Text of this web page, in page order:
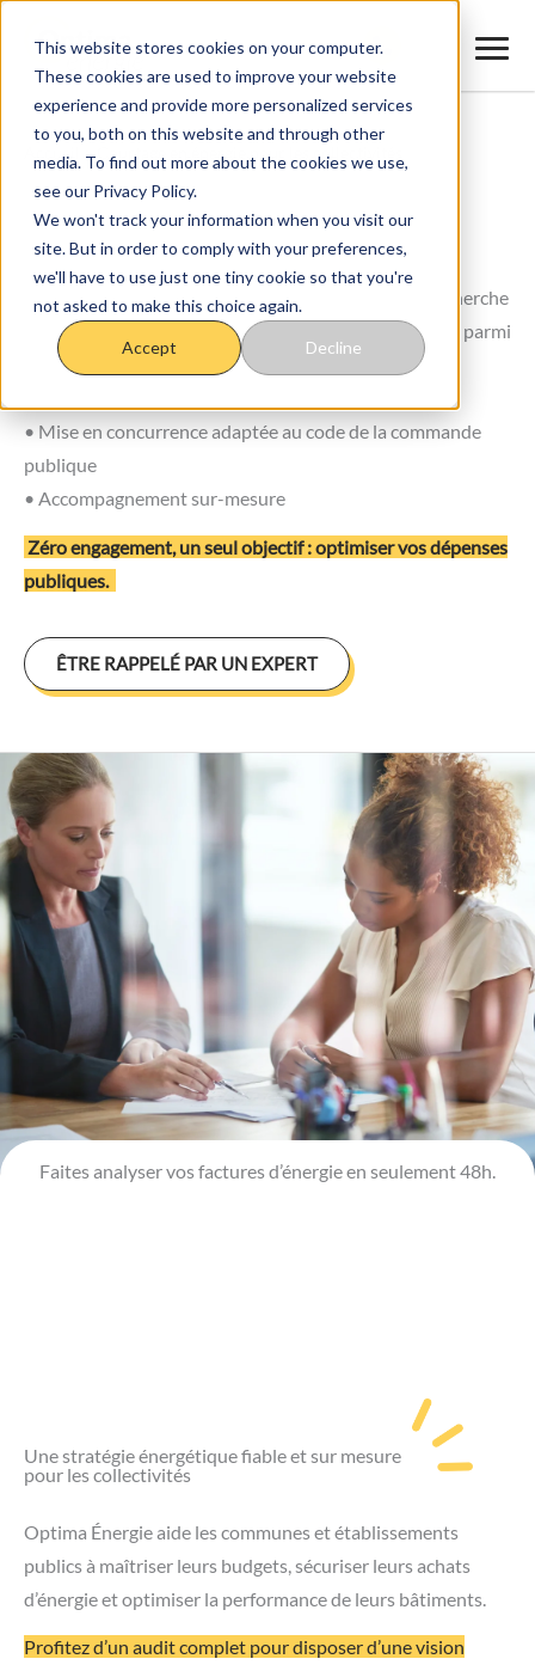
This website stores cookies on your computer.
These cookies are used to improve your website
experience and provide more personalized services
to you, both on this website and through other
media. To find out more about the cookies we use,
see our Privacy Policy.
We won't track your information when you visit our
site. But in order to comply with your preferences,
we'll have to use just one tiny cookie so that you're
not asked to make this choice again.
Accept Decline
contenu
Accueil > Courtage en énergie pour les collectivités
Courtage en énergie pour les collectivités
Grâce à notre service de courtage en énergie, nos
conseillers accompagnent les collectivités dans la recherche
des contrats d’électricité et de gaz les plus compétitifs parmi
nos partenaires et conformes au cadre réglementaire.
• Mise en concurrence adaptée au code de la commande
publique
• Accompagnement sur-mesure
Zéro engagement, un seul objectif : optimiser vos dépenses
publiques.
ÊTRE RAPPELÉ PAR UN EXPERT
Faites analyser vos factures d’énergie en seulement 48h.
Une stratégie énergétique fiable et sur mesure
pour les collectivités
Optima Énergie aide les communes et établissements
publics à maîtriser leurs budgets, sécuriser leurs achats
d’énergie et optimiser la performance de leurs bâtiments.
Profitez d’un audit complet pour disposer d’une vision